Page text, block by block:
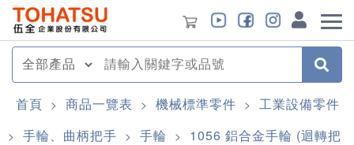
首頁 > 商品一覽表 > 機械標準零件 > 工業設備零件
> 手輪、曲柄把手 > 手輪 >
1056 鋁合金手輪 (迴轉把